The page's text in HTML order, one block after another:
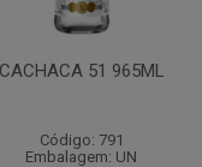
CACHACA 51 965ML
Código: 791
Embalagem: UN